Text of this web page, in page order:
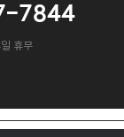
7844
휴무